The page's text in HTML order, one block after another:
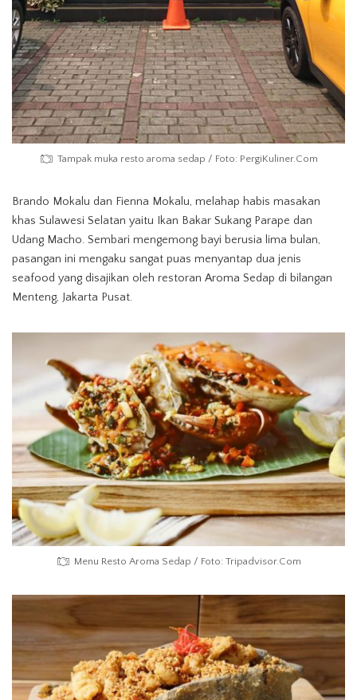
Tampak muka resto aroma sedap / Foto: PergiKuliner.Com
Brando Mokalu dan Fienna Mokalu, melahap habis masakan
khas Sulawesi Selatan yaitu Ikan Bakar Sukang Parape dan
Udang Macho. Sembari mengemong bayi berusia lima bulan,
pasangan ini mengaku sangat puas menyantap dua jenis
seafood yang disajikan oleh restoran Aroma Sedap di bilangan
Menteng, Jakarta Pusat.
Menu Resto Aroma Sedap / Foto: Tripadvisor.Com